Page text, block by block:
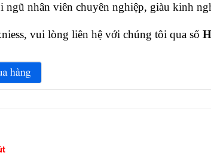
nhân viên chuyên nghiệp, giàu kinh
vui lòng liên hệ với chúng tôi qua số